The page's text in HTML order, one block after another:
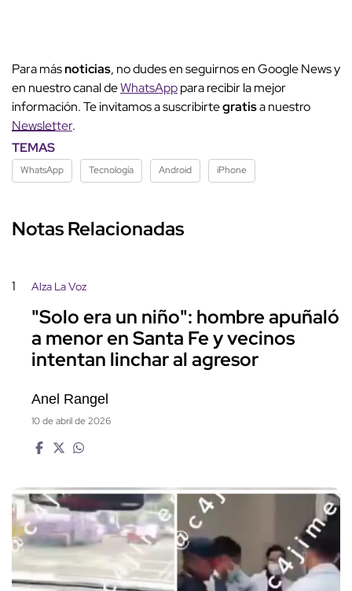
Para másnoticias, no dudes en seguirnos en Google News y
en nuestro canal deWhatsApppara recibir la mejor
información. Te invitamos a suscribirtegratisa nuestro
Newsletter.
TEMAS
WhatsApp Tecnología Android iPhone
Notas Relacionadas
1 Alza La Voz
"Solo era un niño": hombre apuñaló
a menor en Santa Fe y vecinos
intentan linchar al agresor
Anel Rangel
10 de abril de 2026